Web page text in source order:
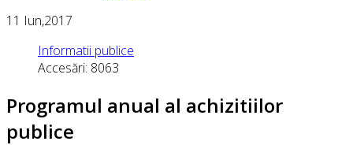
11 Iun,2017
Informatii publice
Accesări: 8063
Programul anual al achizitiilor
publice